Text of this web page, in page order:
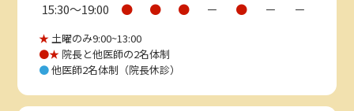
15:30〜19:00
● ● ● － ● － －
★ 土曜のみ9:00~13:00
●★ 院長と他医師の2名体制
●他医師2名体制（院長休診）